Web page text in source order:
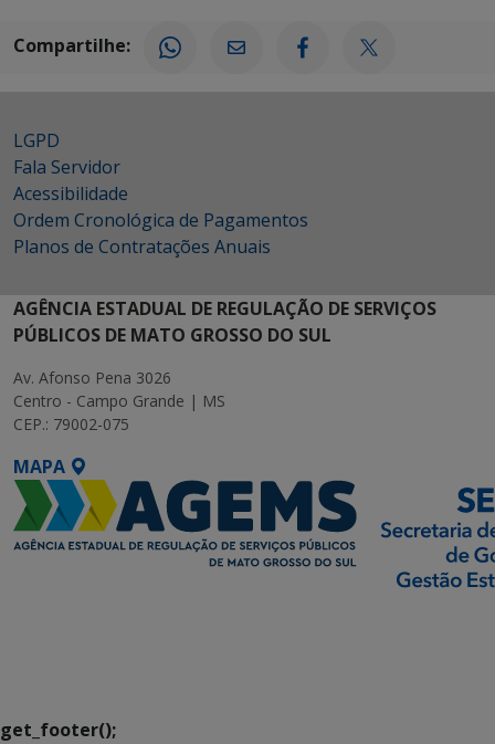
Compartilhe:
LGPD
Fala Servidor
Acessibilidade
Ordem Cronológica de Pagamentos
Planos de Contratações Anuais
AGÊNCIA ESTADUAL DE REGULAÇÃO DE SERVIÇOS
PÚBLICOS DE MATO GROSSO DO SUL
Av. Afonso Pena 3026
Centro - Campo Grande | MS
CEP.: 79002-075
MAPA
get_footer();